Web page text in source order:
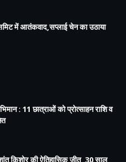
में आतंकवाद,सप्लाई चेन का उठाया
: 11 छात्राओं को प्रोत्साहन राशि व
किशोर की ऐतिहासिक जीत, 30 साल